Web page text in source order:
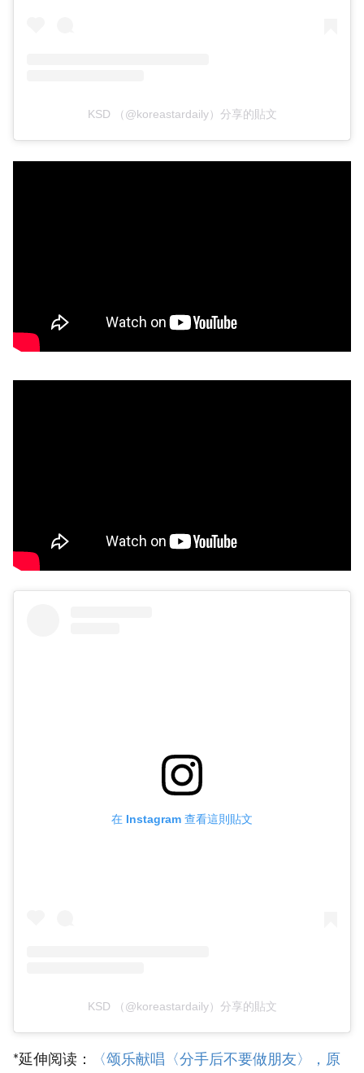
KSD （@koreastardaily）分享的貼文
在 Instagram 查看這則貼文
KSD （@koreastardaily）分享的貼文
*延伸阅读： ‎〈颂乐献唱〈分手后不要做朋友〉，原